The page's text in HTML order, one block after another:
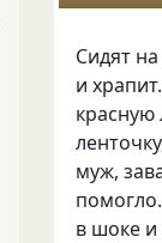
Сидят
и
красную
муж,
в шоке и